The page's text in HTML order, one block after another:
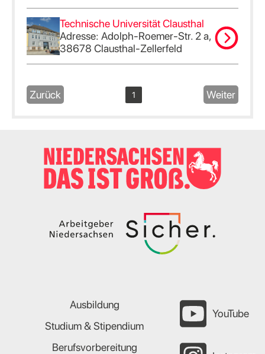
Technische Universität Clausthal
Adresse: Adolph-Roemer-Str. 2 a,
38678 Clausthal-Zellerfeld
Zurück 1 Weiter
Ausbildung
Studium & Stipendium
Berufsvorbereitung
YouTube